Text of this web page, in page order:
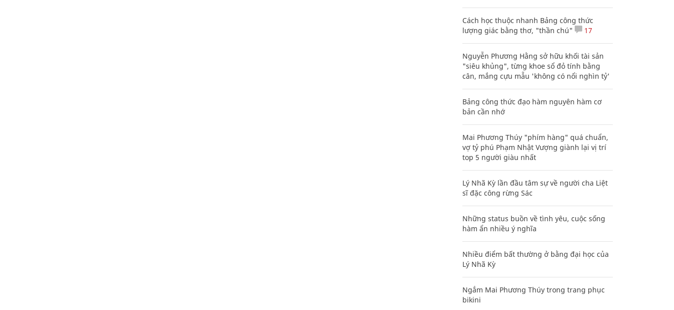
Cách học thuộc nhanh Bảng công thức
lượng giác bằng thơ, "thần chú"
17
Nguyễn Phương Hằng sở hữu khối tài sản
"siêu khủng", từng khoe sổ đỏ tính bằng
cân, mắng cựu mẫu 'không có nổi nghìn tỷ'
Bảng công thức đạo hàm nguyên hàm cơ
bản cần nhớ
Mai Phương Thúy "phím hàng" quá chuẩn,
vợ tỷ phú Phạm Nhật Vượng giành lại vị trí
top 5 người giàu nhất
Lý Nhã Kỳ lần đầu tâm sự về người cha Liệt
sĩ đặc công rừng Sác
Những status buồn về tình yêu, cuộc sống
hàm ẩn nhiều ý nghĩa
Nhiều điểm bất thường ở bằng đại học của
Lý Nhã Kỳ
Ngắm Mai Phương Thúy trong trang phục
bikini